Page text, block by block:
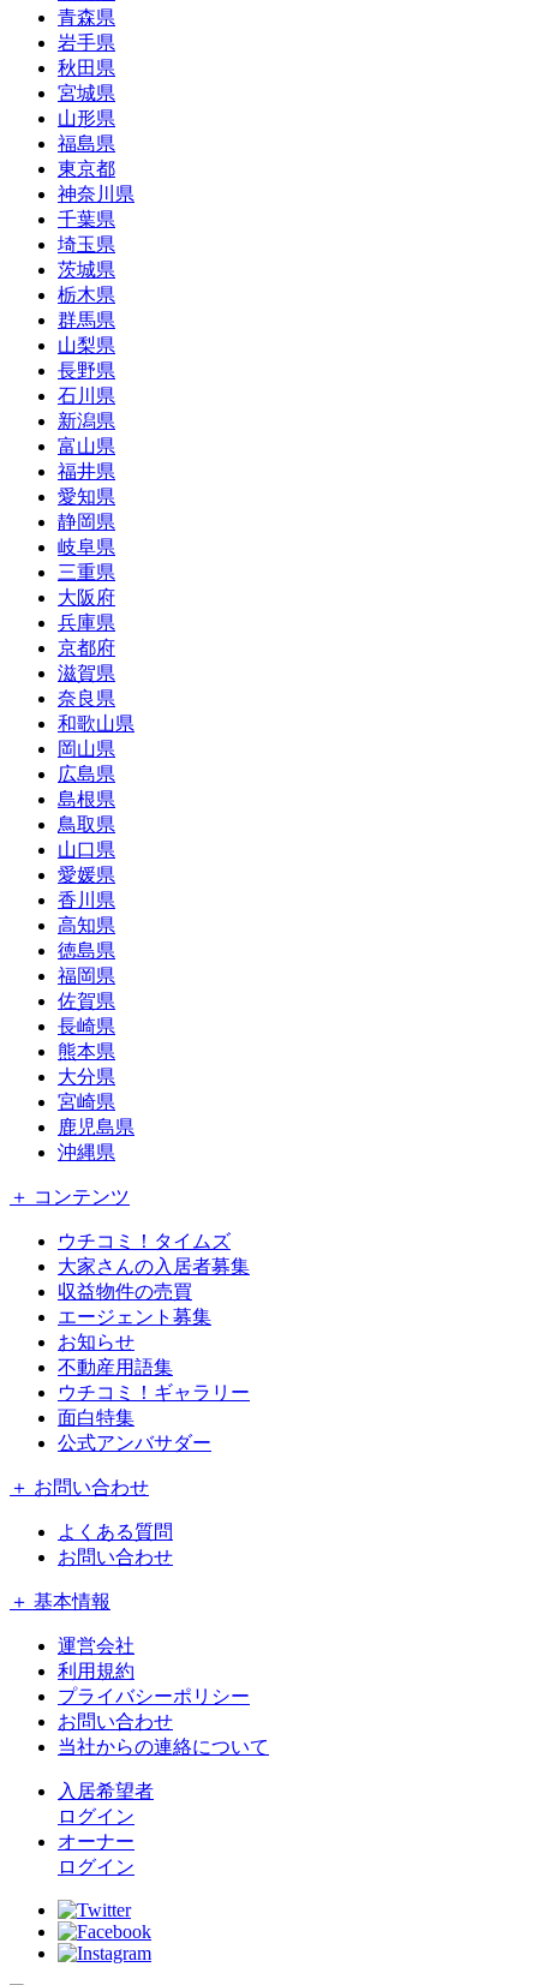
青森県
岩手県
秋田県
宮城県
山形県
福島県
東京都
神奈川県
千葉県
埼玉県
茨城県
栃木県
群馬県
山梨県
長野県
石川県
新潟県
富山県
福井県
愛知県
静岡県
岐阜県
三重県
大阪府
兵庫県
京都府
滋賀県
奈良県
和歌山県
岡山県
広島県
島根県
鳥取県
山口県
愛媛県
香川県
高知県
徳島県
福岡県
佐賀県
長崎県
熊本県
大分県
宮崎県
鹿児島県
沖縄県
＋ コンテンツ
ウチコミ！タイムズ
大家さんの入居者募集
収益物件の売買
エージェント募集
お知らせ
不動産用語集
ウチコミ！ギャラリー
面白特集
公式アンバサダー
＋ お問い合わせ
よくある質問
お問い合わせ
＋ 基本情報
運営会社
利用規約
プライバシーポリシー
お問い合わせ
当社からの連絡について
入居希望者
ログイン
オーナー
ログイン